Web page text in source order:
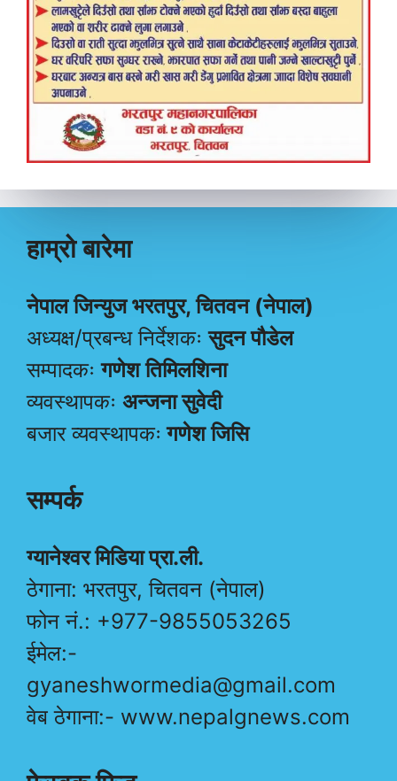
हाम्रो बारेमा
नेपाल जिन्युज भरतपुर, चितवन (नेपाल)
अध्यक्ष/प्रबन्ध निर्देशकःसुदन पौडेल
सम्पादकःगणेश तिमिलशिना
व्यवस्थापकः अन्जना सुवेदी
बजार व्यवस्थापकः गणेश जिसि
सम्पर्क
ग्यानेश्वर मिडिया प्रा.ली.
ठेगाना: भरतपुर, चितवन (नेपाल)
फोन नं.: +977-9855053265
ईमेल:-
gyaneshwormedia@gmail.com
वेब ठेगाना:- www.nepalgnews.com